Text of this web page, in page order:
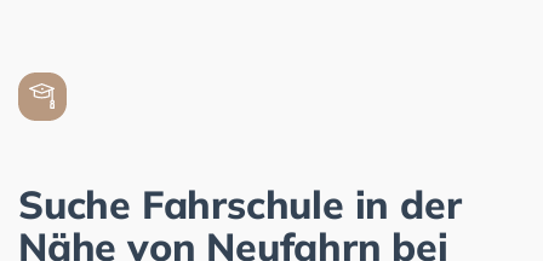
Suche Fahrschule in der
Nähe von Neufahrn bei